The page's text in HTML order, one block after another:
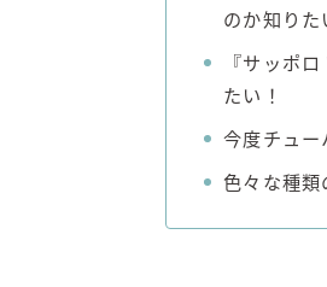
のか知りた
『サッポ
たい！
今度チュー
色々な種類